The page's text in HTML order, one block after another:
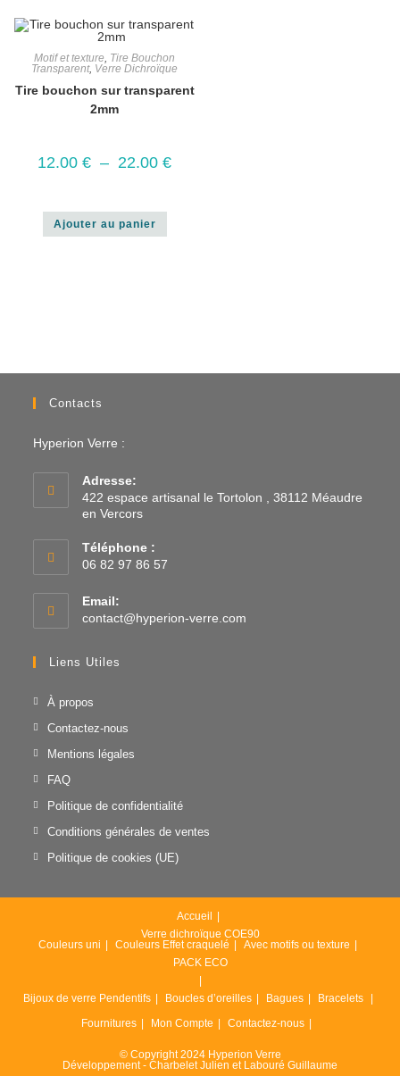
Motif et texture Tire Bouchon
Transparent, Verre Dichroïque
Tire bouchon sur transparent
2mm
12.00 € – 22.00 €
Ajouter au panier
Contacts
Hyperion Verre :
Adresse:
422 espace artisanal le Tortolon , 38112 Méaudre
en Vercors
Téléphone :
06 82 97 86 57
Email:
contact@hyperion-verre.com
Liens Utiles
À propos
Contactez-nous
Mentions légales
FAQ
Politique de confidentialité
Conditions générales de ventes
Politique de cookies (UE)
Accueil
Verre dichroïque COE90
Couleurs uni
Couleurs Effet craquelé
Avec motifs ou texture
PACK ECO
Bijoux de verre Pendentifs Boucles d’oreilles Bagues
Bracelets
Fournitures
Mon Compte Contactez-nous
© Copyright 2024 Hyperion Verre
Développement - Charbelet Julien et Labouré Guillaume